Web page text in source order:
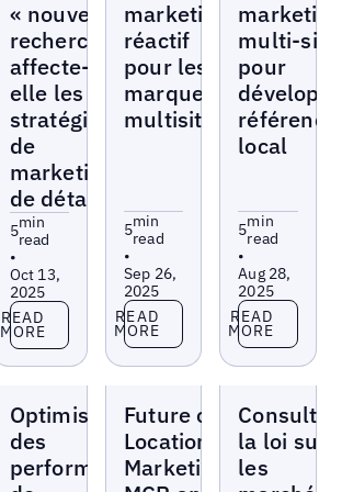
« nouvelle »
recherche
affecte-t-
elle les
stratégies
de
marketing
de détail ?
5min
read
•
Oct 13,
2025
Read more
READ
MORE
marketing
réactif
pour les
marques
multisites
5min
read
•
Sep 26,
2025
Read more
READ
MORE
multi-
pour
local
5min
read
•
Aug 28,
2025
Read more
READ
MORE
Optimisation
des
performances
Future of
Location
Marketing:
Consultez
la loi sur
les